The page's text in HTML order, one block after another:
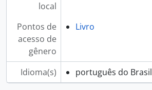
local
Pontos de
acesso de
gênero
Livro
Idioma(s) português do Brasil